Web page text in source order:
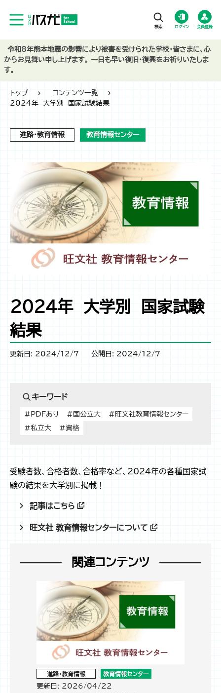
ログイン 会員登録
トップ
コンテンツ一覧
2024年 大学別 国家試験結果
進路・教育情報 教育情報センター
2024年 大学別 国家試験
結果
更新日: 2024/12/7 公開日: 2024/12/7
キーワード
#PDFあり #国公立大
#旺文社教育情報センター
#私立大
#資格
受験者数、合格者数、合格率など、2024年の各種国家試
験の結果を大学別に掲載！
記事はこちら
旺文社 教育情報センターについて
関連コンテンツ
進路・教育情報 教育情報センター
更新日: 2026/04/22
令和8年熊本地震の影響により被害を受けられた学校・皆さまに、心
からお見舞い申し上げます。 一日も早い復旧・復興をお祈りいたしま
す。